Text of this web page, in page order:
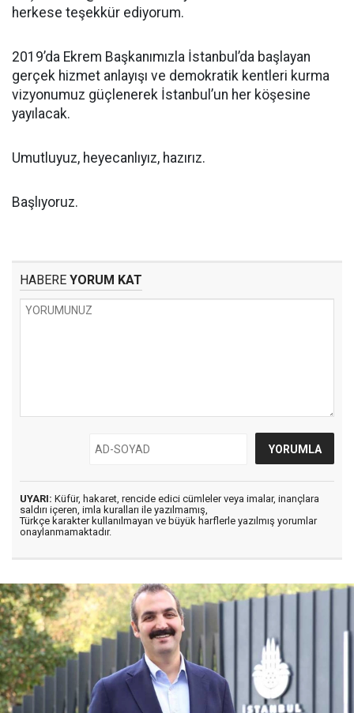
herkese teşekkür ediyorum.
2019’da Ekrem Başkanımızla İstanbul’da başlayan
gerçek hizmet anlayışı ve demokratik kentleri kurma
vizyonumuz güçlenerek İstanbul’un her köşesine
yayılacak.
Umutluyuz, heyecanlıyız, hazırız.
Başlıyoruz.
HABERE YORUM KAT
UYARI: Küfür, hakaret, rencide edici cümleler veya imalar, inançlara
saldırı içeren, imla kuralları ile yazılmamış,
Türkçe karakter kullanılmayan ve büyük harflerle yazılmış yorumlar
onaylanmamaktadır.